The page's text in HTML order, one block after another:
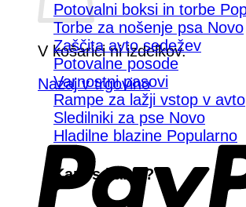
V košarici ni izdelkov.
Nazaj v trgovino
Potovalni boksi in torbe
Torbe za nošenje psa
Zaščita avto sedežev
Potovalne posode
Varnostni pasovi
Rampe za lažji vstop v avto
Sledilniki za pse
Hladilne blazine
Kam s kakci?